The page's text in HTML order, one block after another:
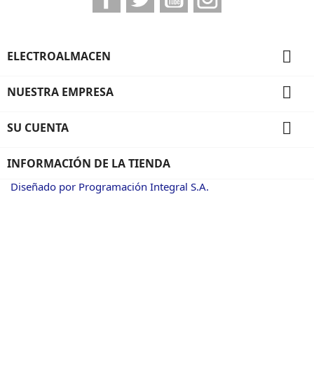
ELECTROALMACEN 
NUESTRA EMPRESA 
SU CUENTA 
INFORMACIÓN DE LA TIENDA
Diseñado por Programación Integral S.A.